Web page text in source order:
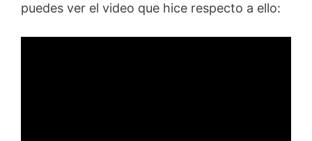
puedes ver el video que hice respecto a ello: